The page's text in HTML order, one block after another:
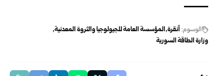
الوسوم: أنقرة المؤسسة العامة للجيولوجيا والثروة المعدنية
وزارة الطاقة السورية